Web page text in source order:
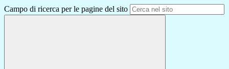
Campo di ricerca per le pagine del sito